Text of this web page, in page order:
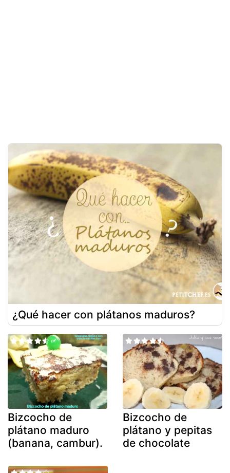
¿Qué hacer con plátanos maduros?
Bizcocho de
plátano maduro
(banana, cambur).
Bizcocho de
plátano y pepitas
de chocolate